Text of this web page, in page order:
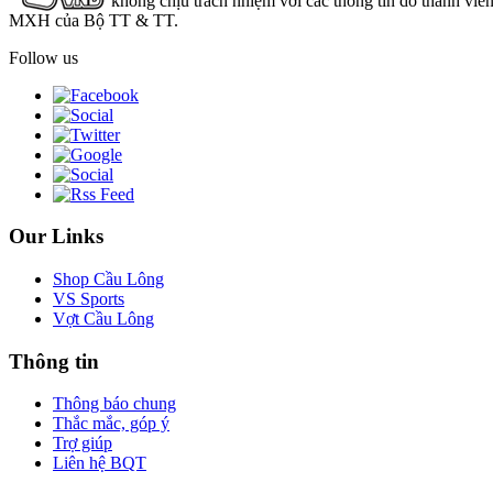
MXH của Bộ TT & TT.
Follow us
Our Links
Shop Cầu Lông
VS Sports
Vợt Cầu Lông
Thông tin
Thông báo chung
Thắc mắc, góp ý
Trợ giúp
Liên hệ BQT